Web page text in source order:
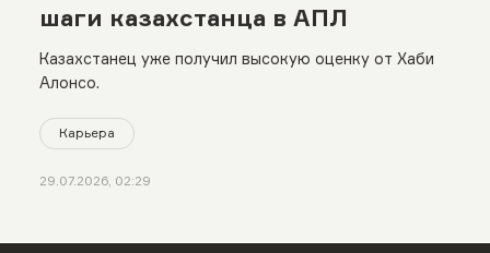
шаги казахстанца в АПЛ
Казахстанец уже получил высокую оценку от Хаби
Алонсо.
Карьера
29.07.2026, 02:29